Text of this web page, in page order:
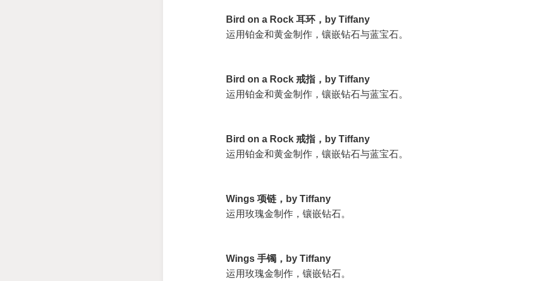
Bird on a Rock 耳环，by Tiffany
运用铂金和黄金制作，镶嵌钻石与蓝宝石。
Bird on a Rock 戒指，by Tiffany
运用铂金和黄金制作，镶嵌钻石与蓝宝石。
Bird on a Rock 戒指，by Tiffany
运用铂金和黄金制作，镶嵌钻石与蓝宝石。
Wings 项链，by Tiffany
运用玫瑰金制作，镶嵌钻石。
Wings 手镯，by Tiffany
运用玫瑰金制作，镶嵌钻石。